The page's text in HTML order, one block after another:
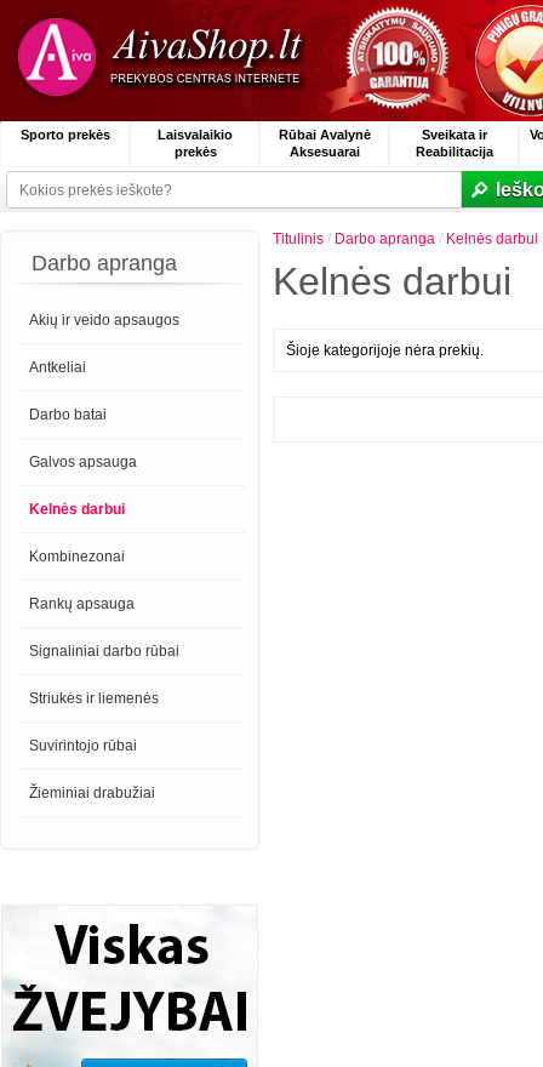
Sporto prekės
Laisvalaikio
prekės
Rūbai Avalynė
Aksesuarai
Sveikata ir
Reabilitacija
Darbo apranga
Akių ir veido apsaugos
Antkeliai
Darbo batai
Galvos apsauga
Kelnės darbui
Kombinezonai
Rankų apsauga
Signaliniai darbo rūbai
Striukės ir liemenės
Suvirintojo rūbai
Žieminiai drabužiai
Titulinis / Darbo apranga / Kelnės darbui
Kelnės darbui
Šioje kategorijoje nėra prekių.